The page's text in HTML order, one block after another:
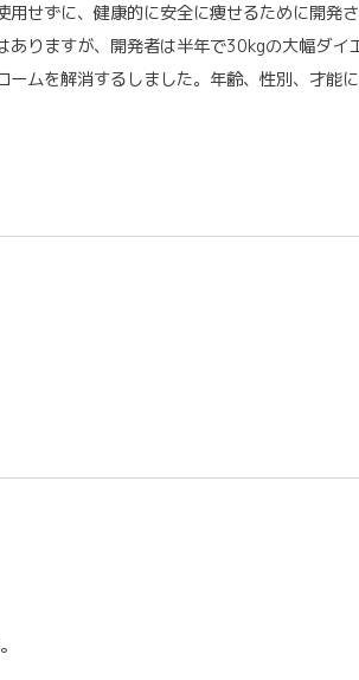
用せずに、健康的に安全に痩せるために開発
ありますが、開発者は半年で30kgの大幅ダイ
ームを解消するしました。年齢、性別、才能